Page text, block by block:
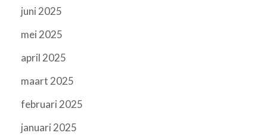
juni 2025
mei 2025
april 2025
maart 2025
februari 2025
januari 2025